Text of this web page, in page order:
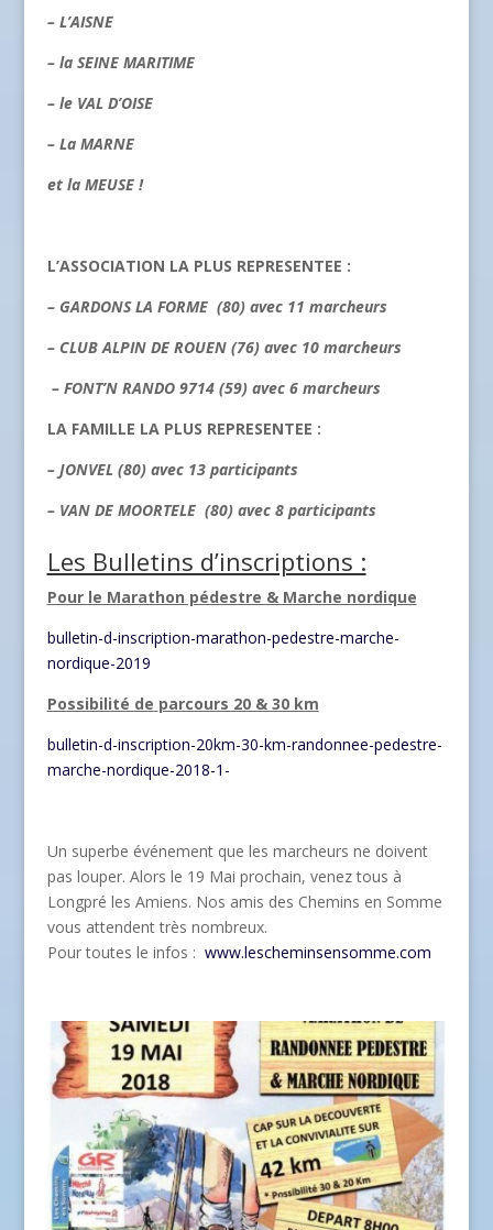
– L’AISNE
– la SEINE MARITIME
– le VAL D’OISE
– La MARNE
et la MEUSE !
L’ASSOCIATION LA PLUS REPRESENTEE :
–GARDONS LA FORME (80) avec 11 marcheurs
–CLUB ALPIN DE ROUEN (76) avec 10 marcheurs
–FONT’N RANDO 9714 (59) avec 6 marcheurs
LA FAMILLE LA PLUS REPRESENTEE :
– JONVEL (80) avec 13participants
– VAN DE MOORTELE (80) avec 8 participants
Les Bulletins d’inscriptions :
Pour le Marathon pédestre & Marche nordique
bulletin-d-inscription-marathon-pedestre-marche-
nordique-2019
Possibilité de parcours 20 & 30 km
bulletin-d-inscription-20km-30-km-randonnee-pedestre-
marche-nordique-2018-1-
Un superbe événement que les marcheurs ne doivent
pas louper. Alors le 19 Mai prochain, venez tous à
Longpré les Amiens. Nos amis des Chemins en Somme
vous attendent très nombreux.
Pour toutes le infos : www.lescheminsensomme.com